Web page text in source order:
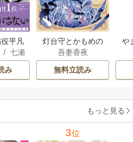
平凡
第二
レに
【シ
/七瀬
み
灯台守とかもめの
子
吾妻香夜
無料立読み
や
もっと見る
3位